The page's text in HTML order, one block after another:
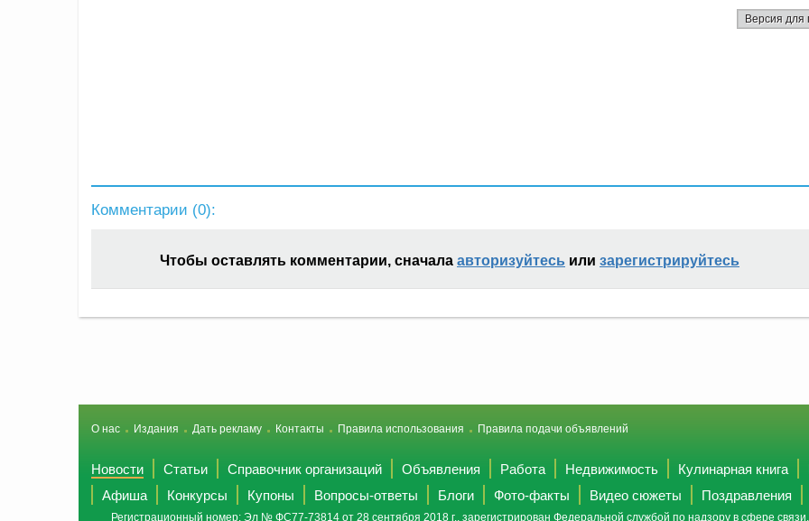
Версия для
Комментарии (0):
Чтобы оставлять комментарии, сначала авторизуйтесь или зарегистрируйтесь
О нас Издания Дать рекламу Контакты Правила использования Правила подачи объявлений
Новости Статьи Справочник организаций Объявления Работа Недвижимость Кулинарная книга
Афиша
Конкурсы Купоны Вопросы-ответы Блоги Фото-факты Видео сюжеты Поздравления
Регистрационный номер: Эл № ФС77-73814 от 28 сентября 2018 г., зарегистрирован Федеральной службой по надзору в сфере